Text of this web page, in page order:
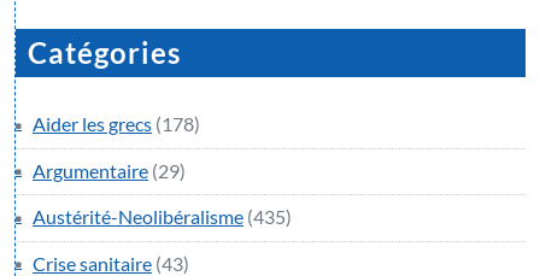
Catégories
Aider les grecs (178)
Argumentaire (29)
Austérité-Neolibéralisme (435)
Crise sanitaire (43)